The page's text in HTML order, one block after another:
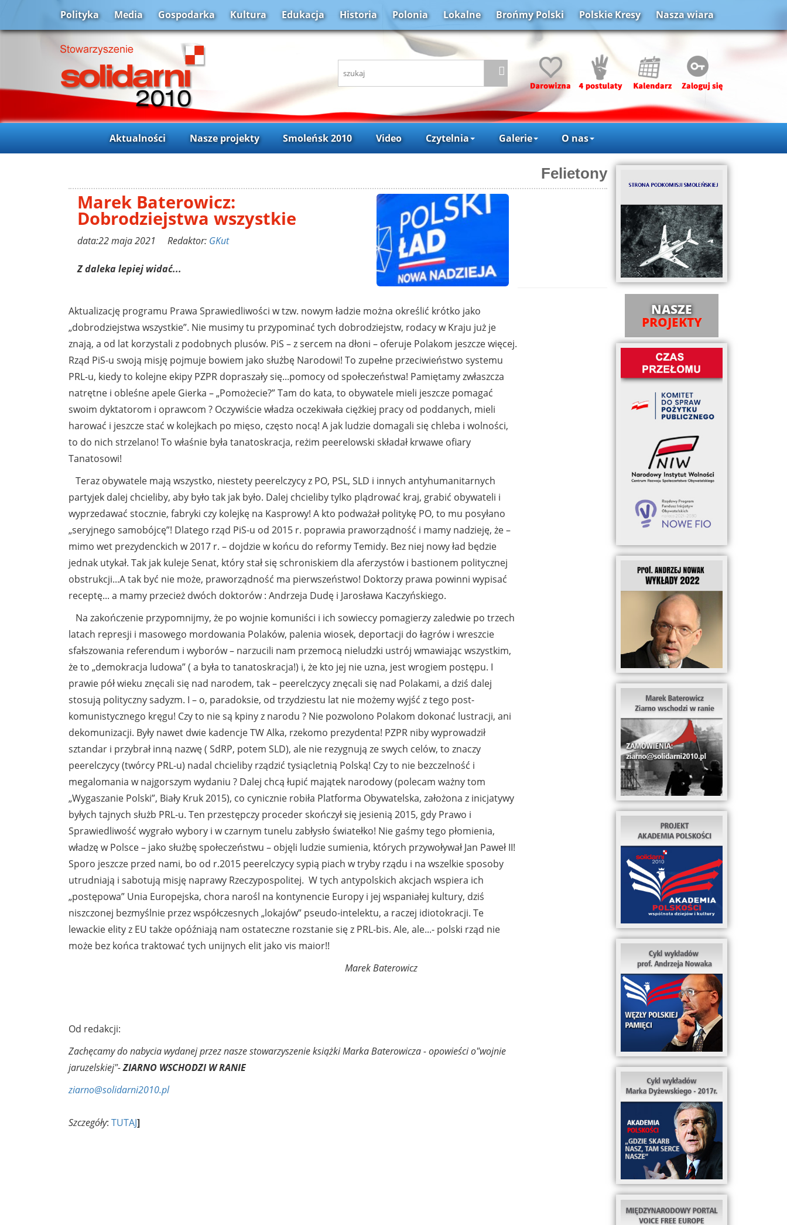
Polityka Media Gospodarka Kultura Edukacja Historia Polonia Lokalne Brońmy Polski Polskie Kresy Nasza wiara
Aktualności Nasze projekty Smoleńsk 2010 Video Czytelnia Galerie O nas
Felietony
Marek Baterowicz:
Dobrodziejstwa wszystkie
data:22 maja 2021 Redaktor: GKut
Z daleka lepiej widać...
Aktualizację programu Prawa Sprawiedliwości w tzw. nowym ładzie można określić krótko jako
„dobrodziejstwa wszystkie”. Nie musimy tu przypominać tych dobrodziejstw, rodacy w Kraju już je
znają, a od lat korzystali z podobnych plusów. PiS – z sercem na dłoni – oferuje Polakom jeszcze więcej.
Rząd PiS-u swoją misję pojmuje bowiem jako służbę Narodowi! To zupełne przeciwieństwo systemu
PRL-u, kiedy to kolejne ekipy PZPR dopraszały się...pomocy od społeczeństwa! Pamiętamy zwłaszcza
natrętne i obleśne apele Gierka – „Pomożecie?” Tam do kata, to obywatele mieli jeszcze pomagać
swoim dyktatorom i oprawcom ? Oczywiście władza oczekiwała ciężkiej pracy od poddanych, mieli
harować i jeszcze stać w kolejkach po mięso, często nocą! A jak ludzie domagali się chleba i wolności,
to do nich strzelano! To właśnie była tanatoskracja, reżim peerelowski składał krwawe ofiary
Tanatosowi!
Teraz obywatele mają wszystko, niestety peerelczycy z PO, PSL, SLD i innych antyhumanitarnych
partyjek dalej chcieliby, aby było tak jak było. Dalej chcieliby tylko plądrować kraj, grabić obywateli i
wyprzedawać stocznie, fabryki czy kolejkę na Kasprowy! A kto podważał politykę PO, to mu posyłano
„seryjnego samobójcę”! Dlatego rząd PiS-u od 2015 r. poprawia praworządność i mamy nadzieję, że –
mimo wet prezydenckich w 2017 r. – dojdzie w końcu do reformy Temidy. Bez niej nowy ład będzie
jednak utykał. Tak jak kuleje Senat, który stał się schroniskiem dla aferzystów i bastionem politycznej
obstrukcji...A tak być nie może, praworządność ma pierwszeństwo! Doktorzy prawa powinni wypisać
receptę... a mamy przecież dwóch doktorów : Andrzeja Dudę i Jarosława Kaczyńskiego.
Na zakończenie przypomnijmy, że po wojnie komuniści i ich sowieccy pomagierzy zaledwie po trzech
latach represji i masowego mordowania Polaków, palenia wiosek, deportacji do łagrów i wreszcie
sfałszowania referendum i wyborów – narzucili nam przemocą nieludzki ustrój wmawiając wszystkim,
że to „demokracja ludowa” ( a była to tanatoskracja!) i, że kto jej nie uzna, jest wrogiem postępu. I
prawie pół wieku znęcali się nad narodem, tak – peerelczycy znęcali się nad Polakami, a dziś dalej
stosują polityczny sadyzm. I – o, paradoksie, od trzydziestu lat nie możemy wyjść z tego post-
komunistycznego kręgu! Czy to nie są kpiny z narodu ? Nie pozwolono Polakom dokonać lustracji, ani
dekomunizacji. Były nawet dwie kadencje TW Alka, rzekomo prezydenta! PZPR niby wyprowadził
sztandar i przybrał inną nazwę ( SdRP, potem SLD), ale nie rezygnują ze swych celów, to znaczy
peerelczycy (twórcy PRL-u) nadal chcieliby rządzić tysiącletnią Polską! Czy to nie bezczelność i
megalomania w najgorszym wydaniu ? Dalej chcą łupić majątek narodowy (polecam ważny tom
„Wygaszanie Polski”, Biały Kruk 2015), co cynicznie robiła Platforma Obywatelska, założona z inicjatywy
byłych tajnych służb PRL-u. Ten przestępczy proceder skończył się jesienią 2015, gdy Prawo i
Sprawiedliwość wygrało wybory i w czarnym tunelu zabłysło światełko! Nie gaśmy tego płomienia,
władzę w Polsce – jako służbę społeczeństwu – objęli ludzie sumienia, których przywoływał Jan Paweł II!
Sporo jeszcze przed nami, bo od r.2015 peerelczycy sypią piach w tryby rządu i na wszelkie sposoby
utrudniają i sabotują misję naprawy Rzeczypospolitej. W tych antypolskich akcjach wspiera ich
„postępowa” Unia Europejska, chora narośl na kontynencie Europy i jej wspaniałej kultury, dziś
niszczonej bezmyślnie przez współczesnych „lokajów” pseudo-intelektu, a raczej idiotokracji. Te
lewackie elity z EU także opóźniają nam ostateczne rozstanie się z PRL-bis. Ale, ale...- polski rząd nie
może bez końca traktować tych unijnych elit jako vis maior!!
Marek Baterowicz
Od redakcji:
Zachęcamy do nabycia wydanej przez nasze stowarzyszenie książki Marka Baterowicza - opowieści o"wojnie
jaruzelskiej"-ZIARNO WSCHODZI W RANIE
ziarno@solidarni2010.pl
Szczegóły: TUTAJ]
NASZE
PROJEKTY